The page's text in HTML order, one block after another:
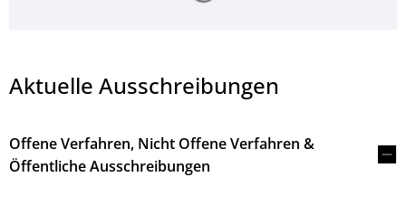
Aktuelle Ausschreibungen
Offene Verfahren, Nicht Offene Verfahren &
Öffentliche Ausschreibungen